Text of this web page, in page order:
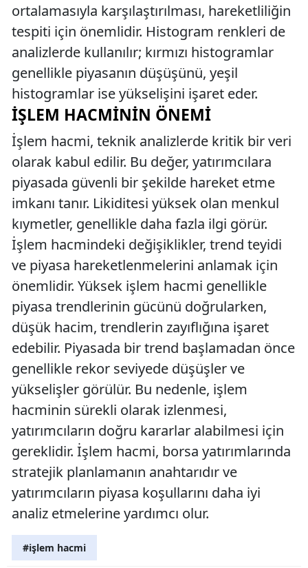
ortalamasıyla karşılaştırılması, hareketliliğin
tespiti için önemlidir. Histogram renkleri de
analizlerde kullanılır; kırmızı histogramlar
genellikle piyasanın düşüşünü, yeşil
histogramlar ise yükselişini işaret eder.
İŞLEM HACMININ ÖNEMI
İşlem hacmi, teknik analizlerde kritik bir veri
olarak kabul edilir. Bu değer, yatırımcılara
piyasada güvenli bir şekilde hareket etme
imkanı tanır. Likiditesi yüksek olan menkul
kıymetler, genellikle daha fazla ilgi görür.
İşlem hacmindeki değişiklikler, trend teyidi
ve piyasa hareketlenmelerini anlamak için
önemlidir. Yüksek işlem hacmi genellikle
piyasa trendlerinin gücünü doğrularken,
düşük hacim, trendlerin zayıflığına işaret
edebilir. Piyasada bir trend başlamadan önce
genellikle rekor seviyede düşüşler ve
yükselişler görülür. Bu nedenle, işlem
hacminin sürekli olarak izlenmesi,
yatırımcıların doğru kararlar alabilmesi için
gereklidir. İşlem hacmi, borsa yatırımlarında
stratejik planlamanın anahtarıdır ve
yatırımcıların piyasa koşullarını daha iyi
analiz etmelerine yardımcı olur.
#işlem hacmi